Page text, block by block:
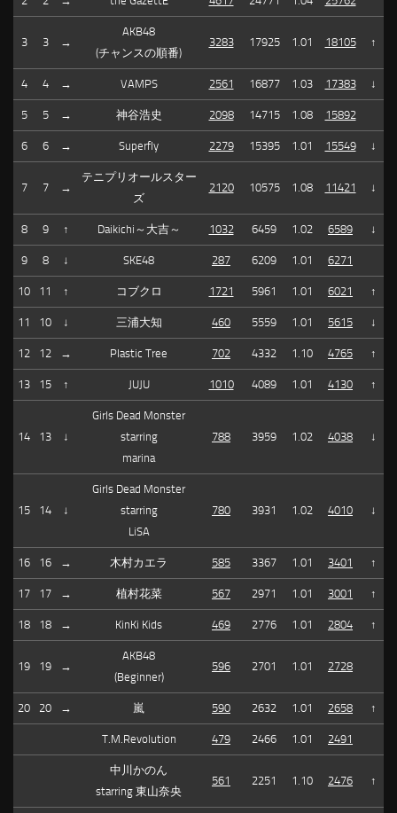
3 3 →
AKB48
(チャンスの順番)
3283 17925 1.01 18105 ↑
4 4 → VAMPS 2561 16877 1.03 17383 ↓
5 5 → 神谷浩史 2098 14715 1.08 15892
6 6 → Superfly 2279 15395 1.01 15549 ↓
7 7 →
テニプリオールスター
ズ
2120 10575 1.08 11421 ↓
8 9 ↑ Daikichi～大吉～ 1032 6459 1.02 6589 ↓
9 8 ↓ SKE48 287 6209 1.01 6271
10 11 ↑ コブクロ 1721 5961 1.01 6021 ↑
11 10 ↓ 三浦大知 460 5559 1.01 5615 ↓
12 12 → Plastic Tree 702 4332 1.10 4765 ↑
13 15 ↑ JUJU 1010 4089 1.01 4130 ↑
14 13 ↓
Girls Dead Monster
starring
marina
788 3959 1.02 4038 ↓
15 14 ↓
Girls Dead Monster
starring
LiSA
780 3931 1.02 4010 ↓
16 16 → 木村カエラ 585 3367 1.01 3401 ↑
17 17 → 植村花菜 567 2971 1.01 3001 ↑
18 18 → KinKi Kids 469 2776 1.01 2804 ↑
19 19 →
AKB48
(Beginner)
596 2701 1.01 2728
20 20 → 嵐 590 2632 1.01 2658 ↑
T.M.Revolution 479 2466 1.01 2491
中川かのん
starring 東山奈央
561 2251 1.10 2476 ↑